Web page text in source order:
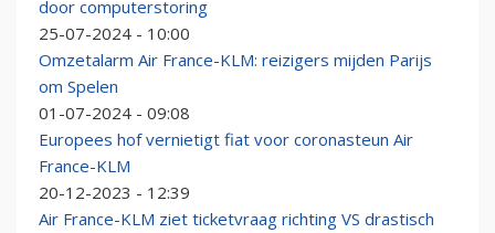
door computerstoring
25-07-2024 - 10:00
Omzetalarm Air France-KLM: reizigers mijden Parijs
om Spelen
01-07-2024 - 09:08
Europees hof vernietigt fiat voor coronasteun Air
France-KLM
20-12-2023 - 12:39
Air France-KLM ziet ticketvraag richting VS drastisch